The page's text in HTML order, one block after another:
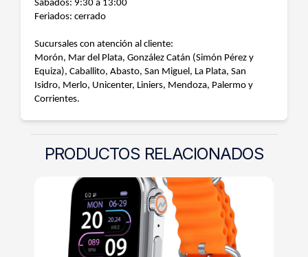
Sábados: 9:30 a 13:00
Feriados: cerrado
Sucursales con atención al cliente:
Morón, Mar del Plata, González Catán (Simón Pérez y
Equiza), Caballito, Abasto, San Miguel, La Plata, San
Isidro, Merlo, Unicenter, Liniers, Mendoza, Palermo y
Corrientes.
PRODUCTOS RELACIONADOS